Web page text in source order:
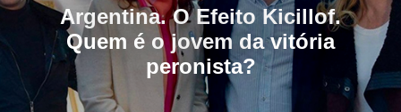
Argentina. O Efeito Kicillof.
Quem é o jovem da vitória
peronista?